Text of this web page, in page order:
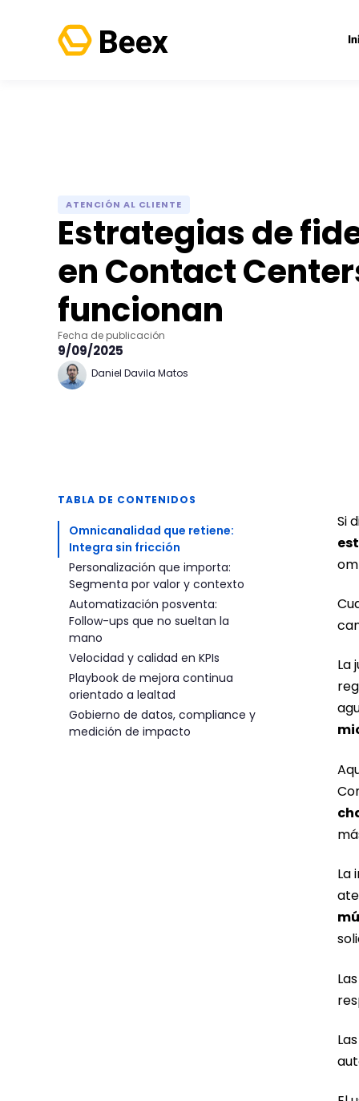
ATENCIÓN AL CLIENTE
Estrategias de
en Contact
funcionan
Fecha de publicación
9/09/2025
Daniel Davila Matos
TABLA DE CONTENIDOS
Omnicanalidad que retiene:
Integra sin fricción
Personalización que importa:
Segmenta por valor y contexto
Automatización posventa:
Follow-ups que no sueltan la
mano
Velocidad y calidad en KPIs
Playbook de mejora continua
orientado a lealtad
Gobierno de datos, compliance y
medición de impacto
Si
La
La